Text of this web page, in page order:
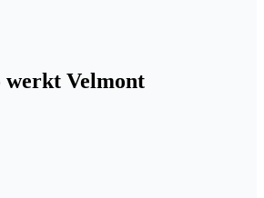
werkt Velmont